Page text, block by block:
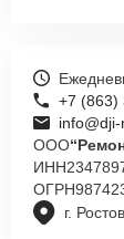
г.
+7 (863)
ООО
ИНН
ОГРН